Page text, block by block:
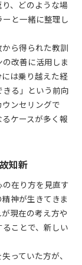
想の融合
故知新
新の知恵
の事例紹介
を見る
、どのような場
と一緒に整理し
ら得られた教訓
改善に活用しま
は乗り越えた経
る」という前向
ンセリングで
ケースが多く報
知新
在り方を見直す
神が生きてきま
現在の考え方や
ことで、新しい
っていた方が、